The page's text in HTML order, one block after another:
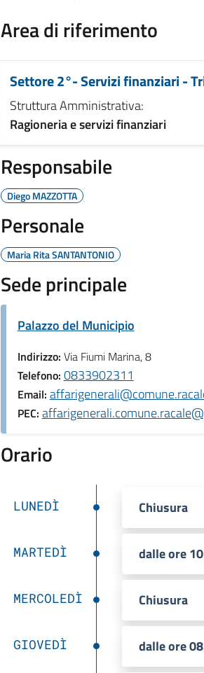
Area di riferimento
Settore 2°- Servizi finanziari -
Struttura Amministrativa:
Ragioneria e servizi finanziari
Responsabile
Diego MAZZOTTA
Personale
Maria Rita SANTANTONIO
Sede principale
Palazzo del Municipio
Indirizzo: Via Fiumi Marina, 8
Telefono: 0833902311
Email:
PEC:
Orario
LUNEDÌ Chiusura
MARTEDÌ dalle ore
MERCOLEDÌ Chiusura
GIOVEDÌ dalle ore